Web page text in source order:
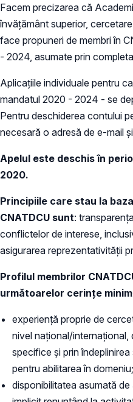
Facem precizarea că
învățământ superior,
face propuneri de membri în
- 2024, asumate prin
Aplicațiile individuale pentru
mandatul 2020 - 2024 - se
Pentru deschiderea contului
necesară o adresă de e-mail
Apelul este deschis în
2020.
Principiile care stau la
CNATDCU sunt:
conflictelor de interese,
asigurarea reprezentativității
Profilul membrilor
următoarelor cerinţe
experiență proprie de
nivel național/internațional,
specifice și prin
pentru abilitarea în domeniu;
disponibilitatea asumată